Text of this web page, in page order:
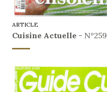
ARTICLE
Cuisine Actuelle - N°259